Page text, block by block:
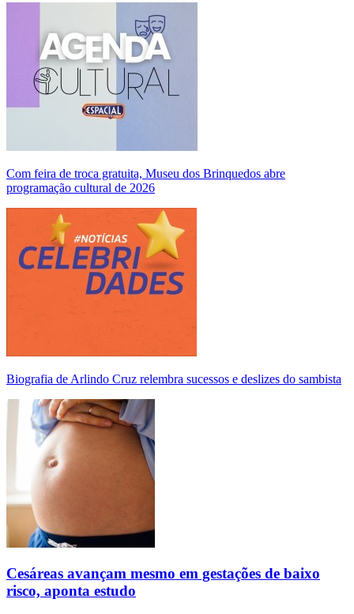
Com feira de troca gratuita, Museu dos Brinquedos abre
programação cultural de 2026
Biografia de Arlindo Cruz relembra sucessos e deslizes do sambista
Cesáreas avançam mesmo em gestações de baixo
risco, aponta estudo